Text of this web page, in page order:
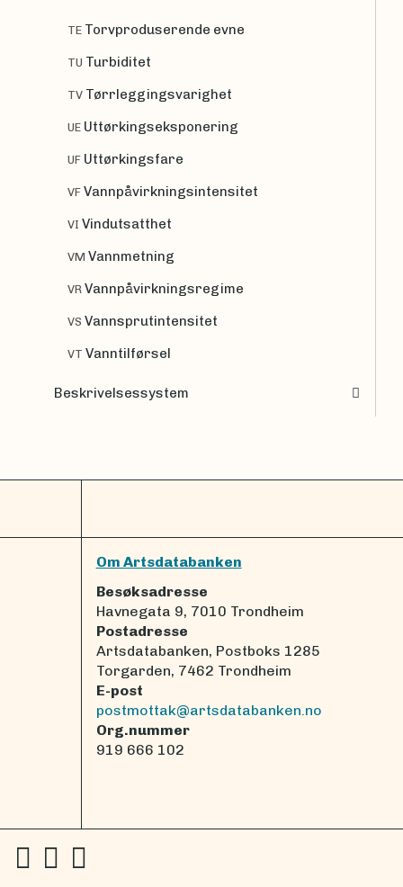
TE Torvproduserende evne
TU Turbiditet
TV Tørrleggingsvarighet
UE Uttørkingseksponering
UF Uttørkingsfare
VF Vannpåvirkningsintensitet
VI Vindutsatthet
VM Vannmetning
VR Vannpåvirkningsregime
VS Vannsprutintensitet
VT Vanntilførsel
Beskrivelsessystem
Om Artsdatabanken
Besøksadresse
Havnegata 9, 7010 Trondheim
Postadresse
Artsdatabanken, Postboks 1285
Torgarden, 7462 Trondheim
E-post
postmottak@artsdatabanken.no
Org.nummer
919 666 102